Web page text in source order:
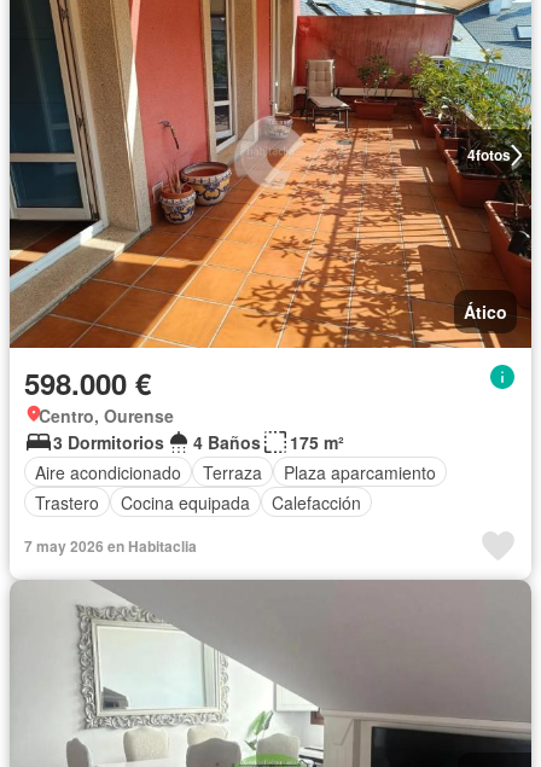
4fotos
Ático
598.000 €
Centro, Ourense
3 Dormitorios
4 Baños
175 m²
Aire acondicionado
Terraza
Plaza aparcamiento
Trastero
Cocina equipada Calefacción
7 may 2026 en Habitaclia